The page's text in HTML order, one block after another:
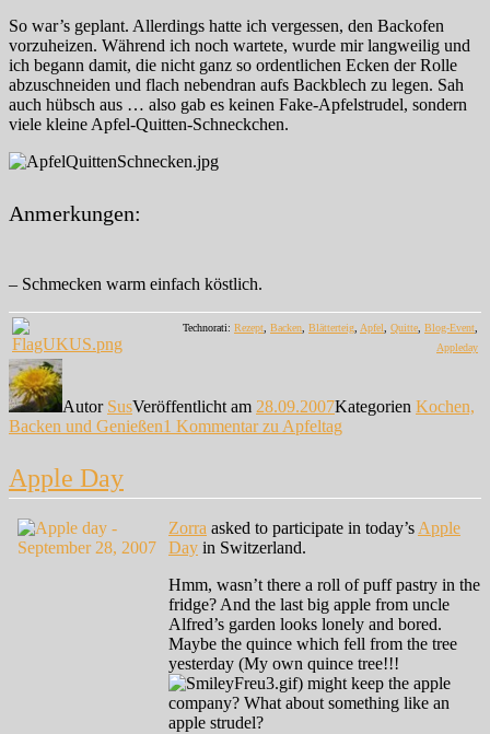
So war’s geplant. Allerdings hatte ich vergessen, den Backofen
vorzuheizen. Während ich noch wartete, wurde mir langweilig und
ich begann damit, die nicht ganz so ordentlichen Ecken der Rolle
abzuschneiden und flach nebendran aufs Backblech zu legen. Sah
auch hübsch aus … also gab es keinen Fake-Apfelstrudel, sondern
viele kleine Apfel-Quitten-Schneckchen.
Anmerkungen:
– Schmecken warm einfach köstlich.
Technorati: Rezept, Backen, Blätterteig, Apfel, Quitte, Blog-Event,
Appleday
Autor SusVeröffentlicht am 28.09.2007Kategorien Kochen,
Backen und Genießen1 Kommentarzu Apfeltag
Apple Day
Zorra asked to participate in today’s Apple
Day in Switzerland.
Hmm, wasn’t there a roll of puff pastry in the
fridge? And the last big apple from uncle
Alfred’s garden looks lonely and bored.
Maybe the quince which fell from the tree
yesterday (My own quince tree!!!
) might keep the apple
company? What about something like an
apple strudel?